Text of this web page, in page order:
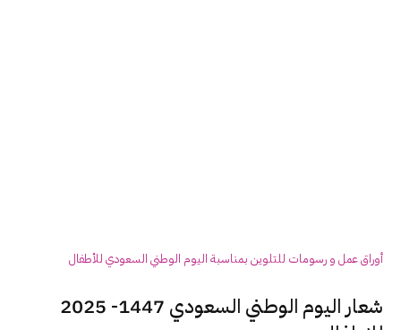
أوراق عمل و رسومات للتلوين بمناسبة اليوم الوطني السعودي للأطفال
شعار اليوم الوطني السعودي 1447- 2025